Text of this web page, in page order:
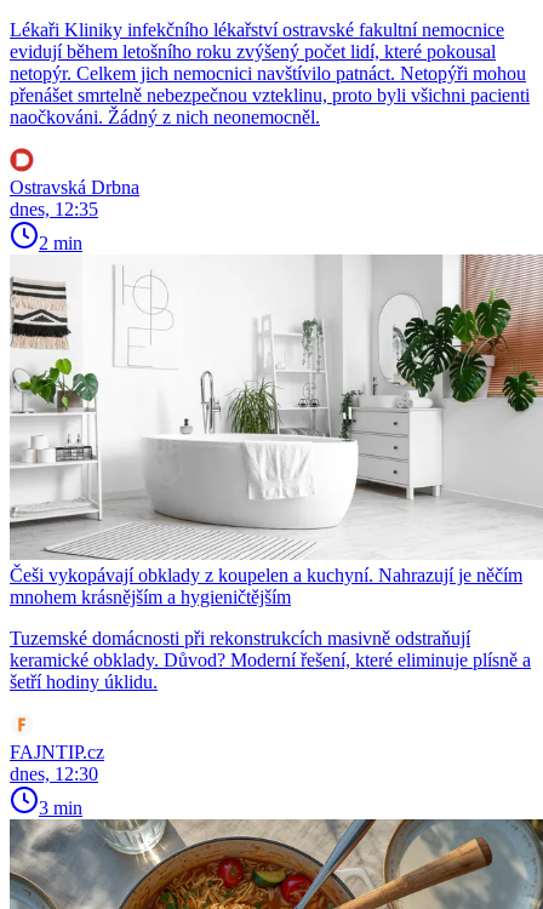
Lékaři Kliniky infekčního lékařství ostravské fakultní nemocnice
evidují během letošního roku zvýšený počet lidí, které pokousal
netopýr. Celkem jich nemocnici navštívilo patnáct. Netopýři mohou
přenášet smrtelně nebezpečnou vzteklinu, proto byli všichni pacienti
naočkováni. Žádný z nich neonemocněl.
Ostravská Drbna
dnes, 12:35
2 min
Češi vykopávají obklady z koupelen a kuchyní. Nahrazují je něčím
mnohem krásnějším a hygieničtějším
Tuzemské domácnosti při rekonstrukcích masivně odstraňují
keramické obklady. Důvod? Moderní řešení, které eliminuje plísně a
šetří hodiny úklidu.
FAJNTIP.cz
dnes, 12:30
3 min